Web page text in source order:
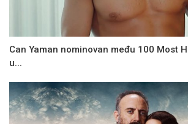
Can Yaman nominovan među 100 Most
u...